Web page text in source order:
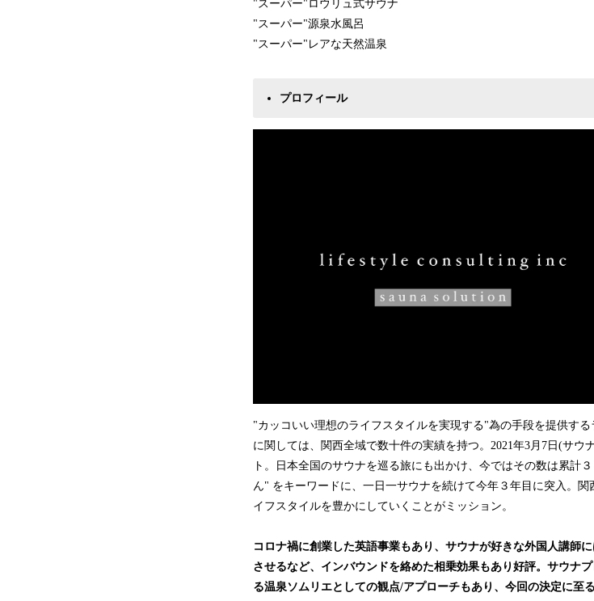
"スーパー"ロウリュ式サウナ
"スーパー"源泉水風呂
"スーパー"レアな天然温泉
プロフィール
"カッコいい理想のライフスタイルを実現する"為の手段を提供す
に関しては、関西全域で数十件の実績を持つ。2021年3月7日(サウ
ト。日本全国のサウナを巡る旅にも出かけ、今ではその数は累計
ん" をキーワードに、一日一サウナを続けて今年３年目に突入。
イフスタイルを豊かにしていくことがミッション。
コロナ禍に創業した英語事業もあり、サウナが好きな外国人講師
させるなど、インバウンドを絡めた相乗効果もあり好評。サウナ
る温泉ソムリエとしての観点/アプローチもあり、今回の決定に至る